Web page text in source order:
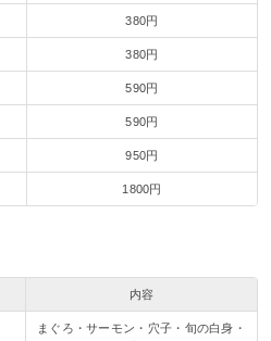
380円
380円
590円
590円
950円
1800円
内容
まぐろ・サーモン・穴子・旬の白身・